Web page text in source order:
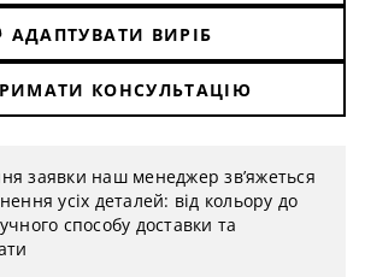
АДАПТУВАТИ ВИРІБ
КОНСУЛЬТАЦІЮ
заявки наш менеджер зв’яжеться
усіх деталей: від кольору до
способу доставки та